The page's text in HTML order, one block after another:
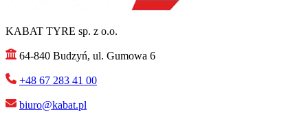
KABAT TYRE sp. z o.o.
64-840 Budzyń, ul. Gumowa 6
+48 67 283 41 00
biuro@kabat.pl